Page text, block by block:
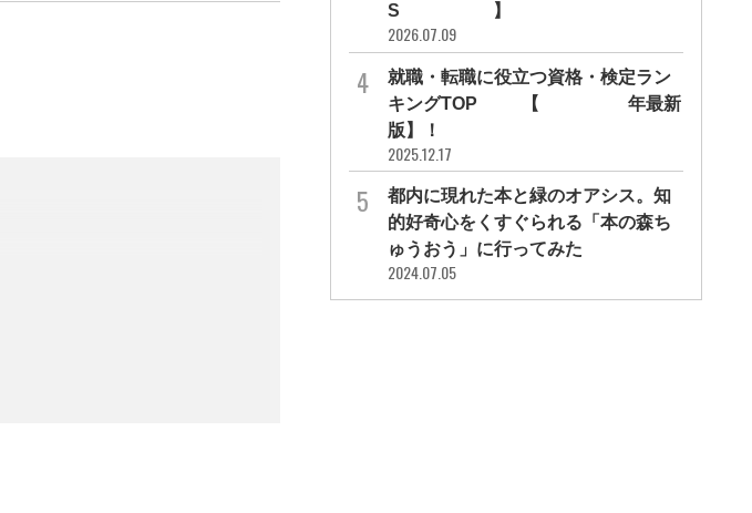
S 2026】
2026.07.09
就職・転職に役立つ資格・検定ラン
キングTOP30【2026年最新
版】！
2025.12.17
都内に現れた本と緑のオアシス。知
的好奇心をくすぐられる「本の森ち
ゅうおう」に行ってみた
2024.07.05